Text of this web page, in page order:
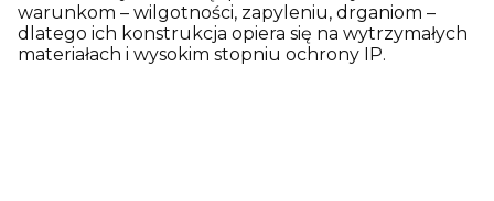
warunkom – wilgotności, zapyleniu, drganiom –
dlatego ich konstrukcja opiera się na wytrzymałych
materiałach i wysokim stopniu ochrony IP.